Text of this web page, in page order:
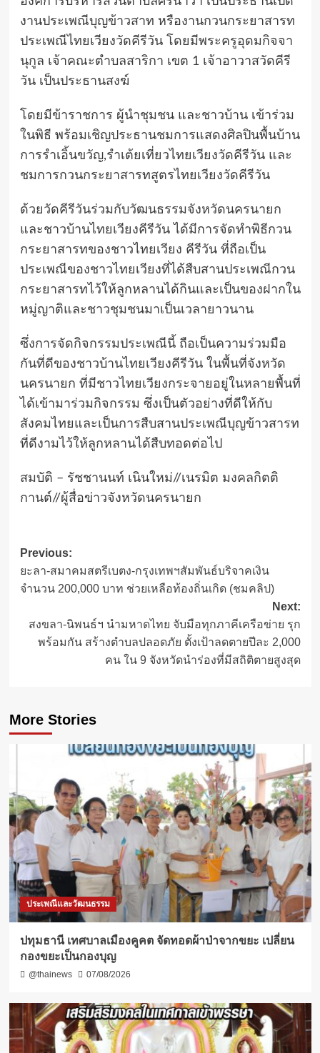
งานประเพณีบุญข้าวสาท หรืองานกวนกระยาสารท
ประเพณีไทยเวียงวัดคีรีวัน โดยมีพระครูอุดมกิจจา
นุกูล เจ้าคณะตำบลสาริกา เขต 1 เจ้าอาวาสวัดคีรี
วัน เป็นประธานสงฆ์
โดยมีข้าราชการ ผู้นำชุมชน และชาวบ้าน เข้าร่วม
ในพิธี พร้อมเชิญประธานชมการแสดงศิลปินพื้นบ้าน
การรำเอิ้นขวัญ,รำเต้ยเที่ยวไทยเวียงวัดคีรีวัน และ
ชมการกวนกระยาสารทสูตรไทยเวียงวัดคีรีวัน
ด้วยวัดคีรีวันร่วมกับวัฒนธรรมจังหวัดนครนายก
และชาวบ้านไทยเวียงคีรีวัน ได้มีการจัดทำพิธีกวน
กระยาสารทของชาวไทยเวียง คีรีวัน ที่ถือเป็น
ประเพณีของชาวไทยเวียงที่ได้สืบสานประเพณีกวน
กระยาสารทไว้ให้ลูกหลานได้กินและเป็นของฝากใน
หมู่ญาติและชาวชุมชนมาเป็นเวลายาวนาน
ซึ่งการจัดกิจกรรมประเพณีนี้ ถือเป็นความร่วมมือ
กันที่ดีของชาวบ้านไทยเวียงคีรีวัน ในพื้นที่จังหวัด
นครนายก ที่มีชาวไทยเวียงกระจายอยู่ในหลายพื้นที่
ได้เข้ามาร่วมกิจกรรม ซึ่งเป็นตัวอย่างที่ดีให้กับ
สังคมไทยและเป็นการสืบสานประเพณีบุญข้าวสารท
ที่ดีงามไว้ให้ลูกหลานได้สืบทอดต่อไป
สมบัติ – รัชชานนท์ เนินใหม่//เนรมิต มงคลกิตติ
กานต์//ผู้สื่อข่าวจังหวัดนครนายก
Post
navigation
Previous:
ยะลา-สมาคมสตรีเบตง-กรุงเทพฯสัมพันธ์บริจาคเงิน
จำนวน 200,000 บาท ช่วยเหลือท้องถิ่นเกิด (ชมคลิป)
Next:
สงขลา-นิพนธ์ฯ นำมหาดไทย จับมือทุกภาคีเครือข่าย รุก
พร้อมกัน สร้างตำบลปลอดภัย ตั้งเป้าลดตายปีละ 2,000
คน ใน 9 จังหวัดนำร่องที่มีสถิติตายสูงสุด
More Stories
ประเพณีและวัฒนธรรม
ปทุมธานี เทศบาลเมืองคูคต จัดทอดผ้าป่าจากขยะ เปลี่ยน
กองขยะเป็นกองบุญ
@thainews 07/08/2026